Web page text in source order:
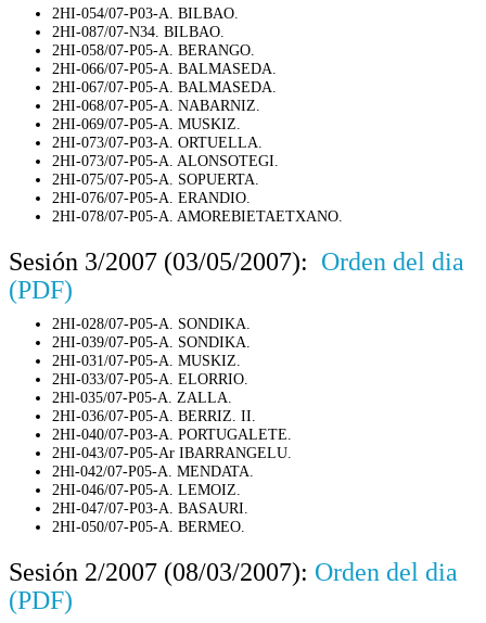
2HI-054/07-P03-A. BILBAO.
2HI-087/07-N34. BILBAO.
2HI-058/07-P05-A. BERANGO.
2HI-066/07-P05-A. BALMASEDA.
2HI-067/07-P05-A. BALMASEDA.
2HI-068/07-P05-A. NABARNIZ.
2HI-069/07-P05-A. MUSKIZ.
2HI-073/07-P03-A. ORTUELLA.
2HI-073/07-P05-A. ALONSOTEGI.
2HI-075/07-P05-A. SOPUERTA.
2HI-076/07-P05-A. ERANDIO.
2HI-078/07-P05-A. AMOREBIETAETXANO.
Sesión 3/2007 (03/05/2007): Orden del dia
(PDF)
2HI-028/07-P05-A. SONDIKA.
2HI-039/07-P05-A. SONDIKA.
2HI-031/07-P05-A. MUSKIZ.
2HI-033/07-P05-A. ELORRIO.
2Hl-035/07-P05-A. ZALLA.
2HI-036/07-P05-A. BERRIZ. II.
2HI-040/07-P03-A. PORTUGALETE.
2HI-043/07-P05-Ar IBARRANGELU.
2Hl-042/07-P05-A. MENDATA.
2HI-046/07-P05-A. LEMOIZ.
2HI-047/07-P03-A. BASAURI.
2HI-050/07-P05-A. BERMEO.
Sesión 2/2007 (08/03/2007): Orden del dia
(PDF)